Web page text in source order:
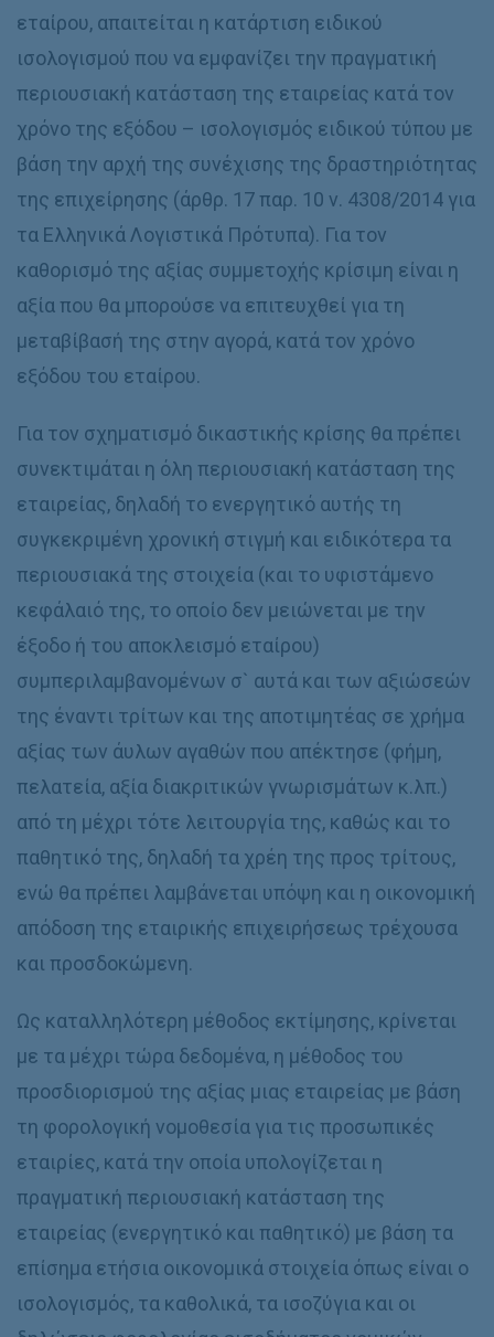
εταίρου, απαιτείται η κατάρτιση ειδικού
ισολογισμού που να εμφανίζει την πραγματική
περιουσιακή κατάσταση της εταιρείας κατά τον
χρόνο της εξόδου – ισολογισμός ειδικού τύπου με
βάση την αρχή της συνέχισης της δραστηριότητας
της επιχείρησης (άρθρ. 17 παρ. 10 ν. 4308/2014 για
τα Ελληνικά Λογιστικά Πρότυπα). Για τον
καθορισμό της αξίας συμμετοχής κρίσιμη είναι η
αξία που θα μπορούσε να επιτευχθεί για τη
μεταβίβασή της στην αγορά, κατά τον χρόνο
εξόδου του εταίρου.
Για τον σχηματισμό δικαστικής κρίσης θα πρέπει
συνεκτιμάται η όλη περιουσιακή κατάσταση της
εταιρείας, δηλαδή το ενεργητικό αυτής τη
συγκεκριμένη χρονική στιγμή και ειδικότερα τα
περιουσιακά της στοιχεία (και το υφιστάμενο
κεφάλαιό της, το οποίο δεν μειώνεται με την
έξοδο ή του αποκλεισμό εταίρου)
συμπεριλαμβανομένων σ` αυτά και των αξιώσεών
της έναντι τρίτων και της αποτιμητέας σε χρήμα
αξίας των άυλων αγαθών που απέκτησε (φήμη,
πελατεία, αξία διακριτικών γνωρισμάτων κ.λπ.)
από τη μέχρι τότε λειτουργία της, καθώς και το
παθητικό της, δηλαδή τα χρέη της προς τρίτους,
ενώ θα πρέπει λαμβάνεται υπόψη και η οικονομική
απόδοση της εταιρικής επιχειρήσεως τρέχουσα
και προσδοκώμενη.
Ως καταλληλότερη μέθοδος εκτίμησης, κρίνεται
με τα μέχρι τώρα δεδομένα, η μέθοδος του
προσδιορισμού της αξίας μιας εταιρείας με βάση
τη φορολογική νομοθεσία για τις προσωπικές
εταιρίες, κατά την οποία υπολογίζεται η
πραγματική περιουσιακή κατάσταση της
εταιρείας (ενεργητικό και παθητικό) με βάση τα
επίσημα ετήσια οικονομικά στοιχεία όπως είναι ο
ισολογισμός, τα καθολικά, τα ισοζύγια και οι